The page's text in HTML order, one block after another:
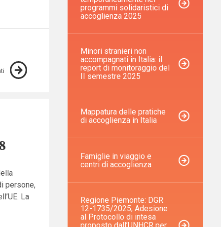
persone,
La
programmi solidaristici di
accoglienza 2025
Minori stranieri non
accompagnati in Italia: il
report di monitoraggio del
II semestre 2025
Mappatura delle pratiche
di accoglienza in Italia
Famiglie in viaggio e
centri di accoglienza
Regione Piemonte: DGR
12-1735/2025, Adesione
al Protocollo di intesa